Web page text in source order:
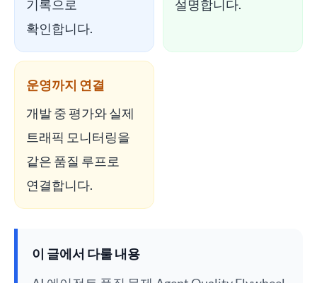
기록으로
확인합니다.
설명합니다.
운영까지 연결
개발 중 평가와 실제
트래픽 모니터링을
같은 품질 루프로
연결합니다.
이 글에서 다룰 내용